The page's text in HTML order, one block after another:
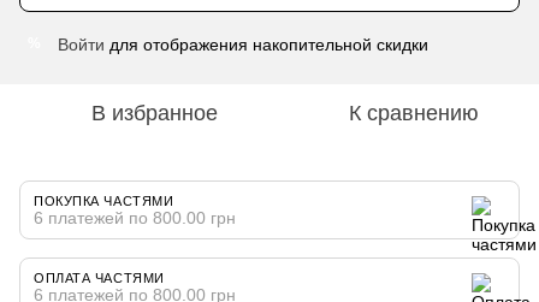
Войти для отображения накопительной скидки
В избранное К сравнению
ПОКУПКА ЧАСТЯМИ
6 платежей по 800.00 грн
ОПЛАТА ЧАСТЯМИ
6 платежей по 800.00 грн